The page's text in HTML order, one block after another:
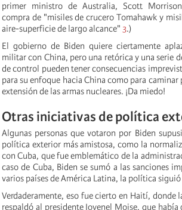
primer ministro de Australia, Scott
compra de "misiles de crucero Tomahawk y
aire-superficie de largo alcance" 3.)
El gobierno de Biden quiere ciertamente
militar con China, pero una retórica y una serie
de control pueden tener consecuencias
para su enfoque hacia China como para caminar
extensión de las armas nucleares. ¡Da miedo!
Otras iniciativas de política
Algunas personas que votaron por Biden
política exterior más amistosa, como la
con Cuba, que fue emblemático de la
caso de Cuba, Biden se sumó a las sanciones
varios países de América Latina, la política
Verdaderamente, eso fue cierto en Haití, donde
respaldó al presidente Jovenel Moise, que